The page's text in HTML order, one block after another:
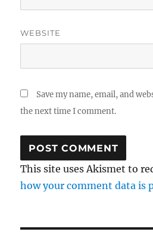
WEBSITE
Save my name, email, and
the next time I comment.
This site uses Akismet to
how your comment data is